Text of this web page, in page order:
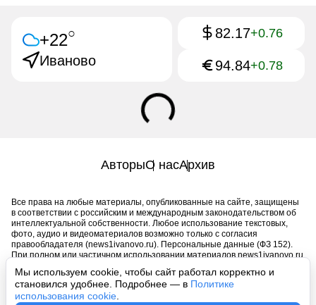
Мы используем cookie, чтобы сайт работал корректно и
становился удобнее. Подробнее — в Политике
использования cookie
+22○
Иваново
82.17+0.76
94.84+0.78
АвторыО насАрхив
Все права на любые материалы, опубликованные на сайте, защищены
в соответствии с российским и международным законодательством об
интеллектуальной собственности. Любое использование текстовых,
фото, аудио и видеоматериалов возможно только с согласия
правообладателя (news1ivanovo.ru). Персональные данные (ФЗ 152).
При полном или частичном использовании материалов news1ivanovo.ru
обязательна. Запрещено для детей. Оригинал текста:
https://news1ivanovo.ru/